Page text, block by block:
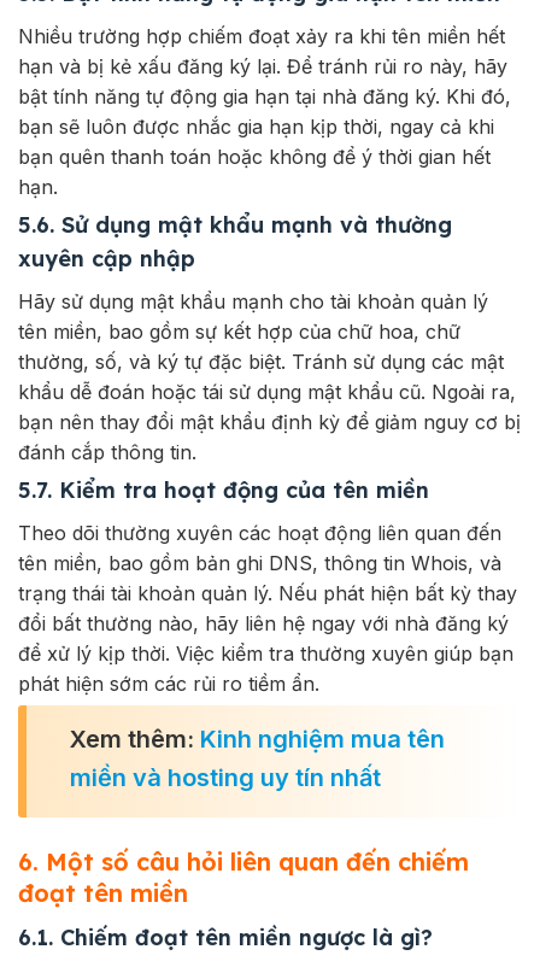
Nhiều trường hợp chiếm đoạt xảy ra khi tên miền hết
hạn và bị kẻ xấu đăng ký lại. Để tránh rủi ro này, hãy
bật tính năng tự động gia hạn tại nhà đăng ký. Khi đó,
bạn sẽ luôn được nhắc gia hạn kịp thời, ngay cả khi
bạn quên thanh toán hoặc không để ý thời gian hết
hạn.
5.6. Sử dụng mật khẩu mạnh và thường
xuyên cập nhập
Hãy sử dụng mật khẩu mạnh cho tài khoản quản lý
tên miền, bao gồm sự kết hợp của chữ hoa, chữ
thường, số, và ký tự đặc biệt. Tránh sử dụng các mật
khẩu dễ đoán hoặc tái sử dụng mật khẩu cũ. Ngoài ra,
bạn nên thay đổi mật khẩu định kỳ để giảm nguy cơ bị
đánh cắp thông tin.
5.7. Kiểm tra hoạt động của tên miền
Theo dõi thường xuyên các hoạt động liên quan đến
tên miền, bao gồm bản ghi DNS, thông tin Whois, và
trạng thái tài khoản quản lý. Nếu phát hiện bất kỳ thay
đổi bất thường nào, hãy liên hệ ngay với nhà đăng ký
để xử lý kịp thời. Việc kiểm tra thường xuyên giúp bạn
phát hiện sớm các rủi ro tiềm ẩn.
Xem thêm: Kinh nghiệm mua tên
miền và hosting uy tín nhất
6. Một số câu hỏi liên quan đến chiếm
đoạt tên miền
6.1. Chiếm đoạt tên miền ngược là gì?